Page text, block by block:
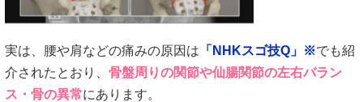
実は、腰や肩などの痛みの原因は 「NHKスゴ技Q」※でも紹
介されたとおり、 骨盤周りの関節や仙腸関節の左右バラン
ス・骨の異常にあります。